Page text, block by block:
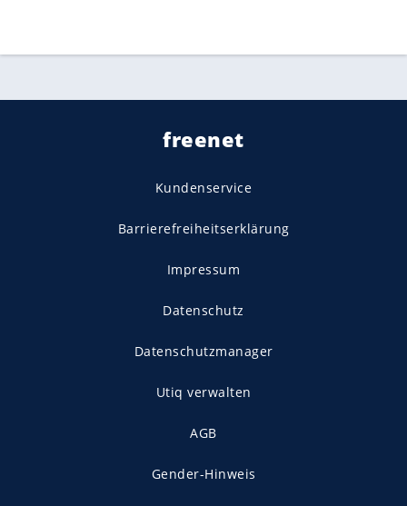
freenet
Kundenservice
Barrierefreiheitserklärung
Impressum
Datenschutz
Datenschutzmanager
Utiq verwalten
AGB
Gender-Hinweis